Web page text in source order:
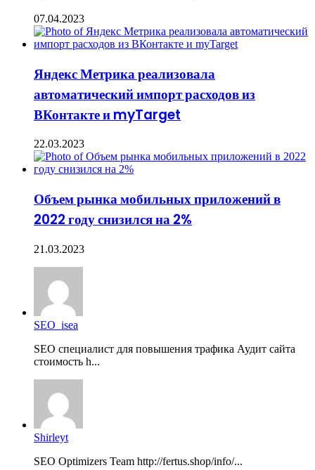
07.04.2023
Яндекс Метрика реализовала
автоматический импорт расходов из
ВКонтакте и myTarget
22.03.2023
Объем рынка мобильных приложений в
2022 году снизился на 2%
21.03.2023
SEO_isea
SEO специалист для повышения трафика Аудит сайта
стоимость h...
Shirleyt
SEO Optimizers Team http://fertus.shop/info/...